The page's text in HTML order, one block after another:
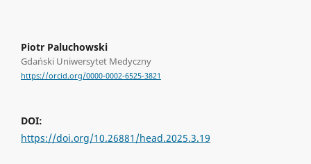
Piotr Paluchowski
Gdański Uniwersytet Medyczny
https://orcid.org/0000-0002-6525-3821
DOI:
https://doi.org/10.26881/head.2025.3.19